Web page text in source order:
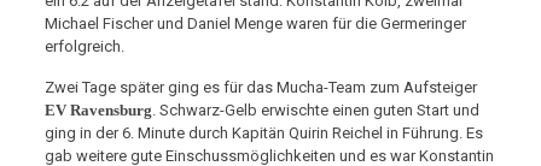
Michael Fischer und Daniel Menge waren für die Germeringer
erfolgreich.
Zwei Tage später ging es für das Mucha-Team zum Aufsteiger
EV Ravensburg. Schwarz-Gelb erwischte einen guten Start und
ging in der 6. Minute durch Kapitän Quirin Reichel in Führung. Es
gab weitere gute Einschussmöglichkeiten und es war Konstantin